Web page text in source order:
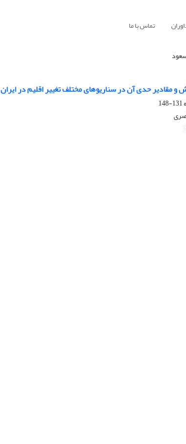
تماس با ما
و مقادیر حدی آن در سناریوهای مختلف تغییر اقلیم در ایران
131-148